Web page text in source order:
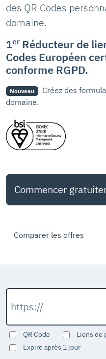
des QR Codes
domaine.
1er Réducteur de
Codes Européen
conforme RGPD.
Nouveau
Créez des
domaine.
Commencer
Comparer les offres
QR Code
Liens de
Expire après 1 jour